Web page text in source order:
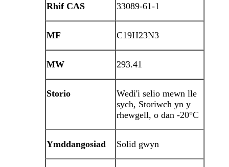
Rhif CAS 33089-61-1
MF C19H23N3
MW 293.41
Storio
Wedi'i selio mewn lle
sych, Storiwch yn y
rhewgell, o dan -20°C
Ymddangosiad Solid gwyn